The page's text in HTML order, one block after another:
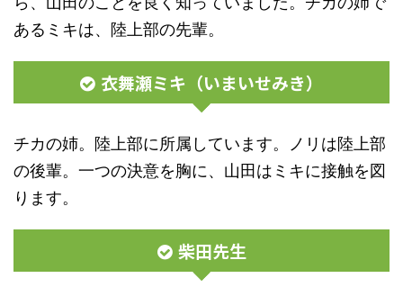
あるミキは、陸上部の先輩。
衣舞瀬ミキ（いまいせみき）
チカの姉。陸上部に所属しています。ノリは陸上部
の後輩。一つの決意を胸に、山田はミキに接触を図
ります。
柴田先生